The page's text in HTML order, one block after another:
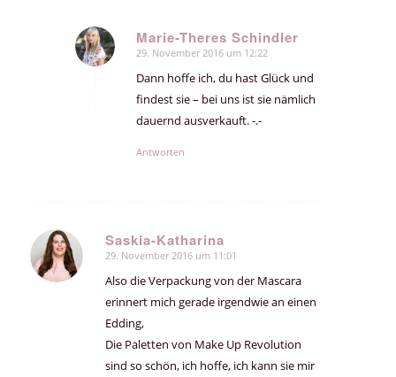
Marie-Theres Schindler
sagte:
29. November 2016 um 12:22
Dann hoffe ich, du hast Glück und
findest sie – bei uns ist sie nämlich
dauernd ausverkauft. -.-
Antworten
Saskia-Katharina
sagte:
29. November 2016 um 11:01
Also die Verpackung von der Mascara
erinnert mich gerade irgendwie an einen
Edding,
Die Paletten von Make Up Revolution
sind so schön, ich hoffe, ich kann sie mir